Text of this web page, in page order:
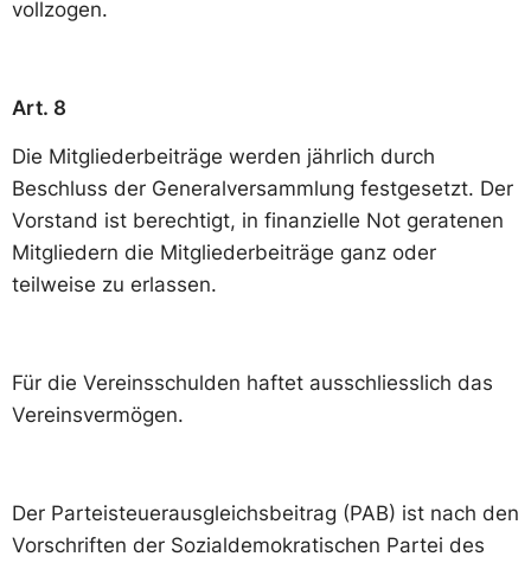
vollzogen.
Art. 8
Die Mitgliederbeiträge werden jährlich durch
Beschluss der Generalversammlung festgesetzt. Der
Vorstand ist berechtigt, in finanzielle Not geratenen
Mitgliedern die Mitgliederbeiträge ganz oder
teilweise zu erlassen.
Für die Vereinsschulden haftet ausschliesslich das
Vereinsvermögen.
Der Parteisteuerausgleichsbeitrag (PAB) ist nach den
Vorschriften der Sozialdemokratischen Partei des